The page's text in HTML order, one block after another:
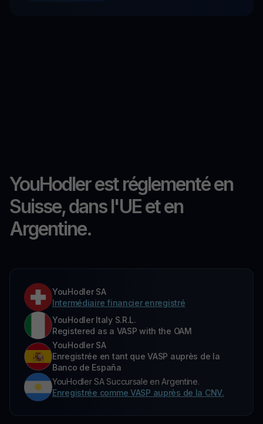
YouHodler est réglementé en
Suisse, dans l'UE et en
Argentine.
YouHodler SA
Intermédiaire financier enregistré
YouHodler Italy S.R.L.
Registered as a VASP with the OAM
YouHodler SA
Enregistrée en tant que VASP auprès de la
Banco de España
YouHodler SA Succursale en Argentine.
Enregistrée comme VASP auprès de la CNV.